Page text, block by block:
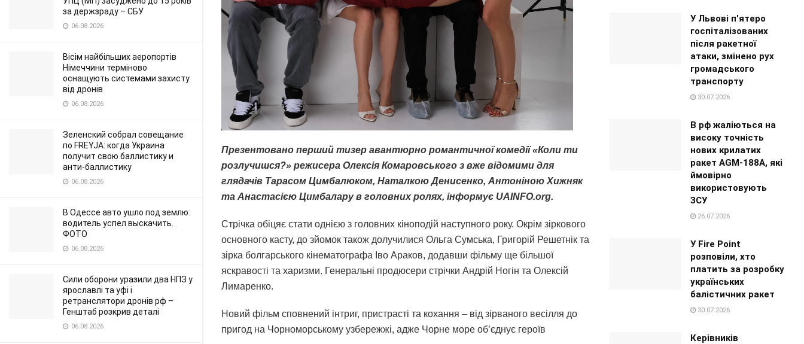
за держзраду – СБУ
06.08.2026
Вісім найбільших аеропортів
Німеччини терміново
оснащують системами захисту
від дронів
06.08.2026
Зеленский собрал совещание
по FREYJA: когда Украина
получит свою баллистику и
анти-баллистику
06.08.2026
В Одессе авто ушло под землю:
водитель успел выскачить.
ФОТО
06.08.2026
Сили оборони уразили два НПЗ у
ярославлі та уфі і
ретранслятори дронів рф –
Генштаб розкрив деталі
06.08.2026
Презентовано перший тизер авантюрно романтичної комедії «Коли ти
розлучишся?» режисера Олексія Комаровського з вже відомими для
глядачів Тарасом Цимбалюком, Наталкою Денисенко, Антоніною Хижняк
та Анастасією Цимбалару в головних ролях, інформує UAINFO.org.
Стрічка обіцяє стати однією з головних кіноподій наступного року. Окрім зіркового
основного касту, до зйомок також долучилися Ольга Сумська, Григорій Решетнік та
зірка болгарського кінематографа Іво Араков, додавши фільму ще більшої
яскравості та харизми. Генеральні продюсери стрічки Андрій Ногін та Олексій
Лимаренко.
Новий фільм сповнений інтриг, пристрасті та кохання – від зірваного весілля до
пригод на Чорноморському узбережжі, адже Чорне море об’єднує героїв
У Львові п'ятеро
госпіталізованих
після ракетної
атаки, змінено рух
громадського
транспорту
30.07.2026
В рф жаліються на
високу точність
нових крилатих
ракет AGM-188A, які
ймовірно
використовують
ЗСУ
26.07.2026
У Fire Point
розповіли, хто
платить за розробку
українських
балістичних ракет
30.07.2026
Керівників